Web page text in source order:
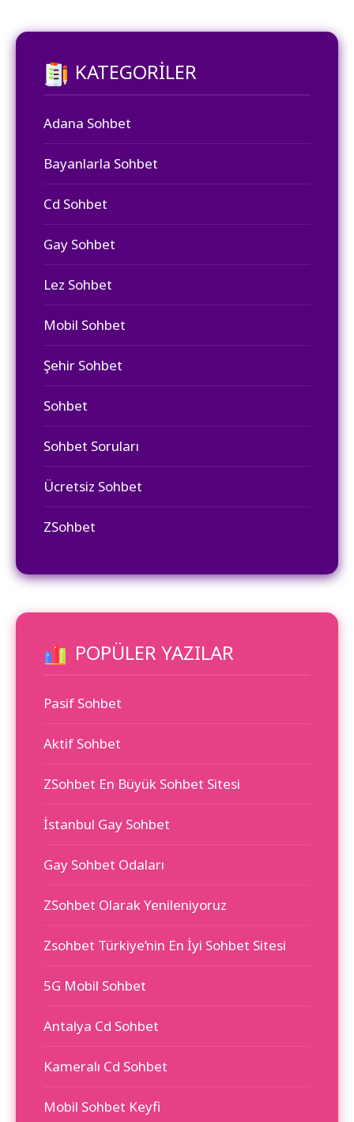
KATEGORILER
Adana Sohbet
Bayanlarla Sohbet
Cd Sohbet
Gay Sohbet
Lez Sohbet
Mobil Sohbet
Şehir Sohbet
Sohbet
Sohbet Soruları
Ücretsiz Sohbet
ZSohbet
POPÜLER YAZILAR
Pasif Sohbet
Aktif Sohbet
ZSohbet En Büyük Sohbet Sitesi
İstanbul Gay Sohbet
Gay Sohbet Odaları
ZSohbet Olarak Yenileniyoruz
Zsohbet Türkiye’nin En İyi Sohbet Sitesi
5G Mobil Sohbet
Antalya Cd Sohbet
Kameralı Cd Sohbet
Mobil Sohbet Keyfi